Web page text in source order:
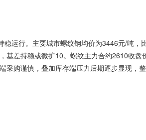
运行。主要城市螺纹钢均价为3446元/吨，
基差持稳或微扩10。螺纹主力合约2610收
采购谨慎，叠加库存端压力后期逐步显现，